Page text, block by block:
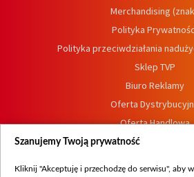
Merchandising
Polityka
Polityka przeciwdziałania
Sklep TVP
Biuro Reklamy
Oferta
Oferta Handlowa
Dostępność
Szanujemy Twoją prywatność
Kliknij "Akceptuję i przechodzę do serwisu", aby